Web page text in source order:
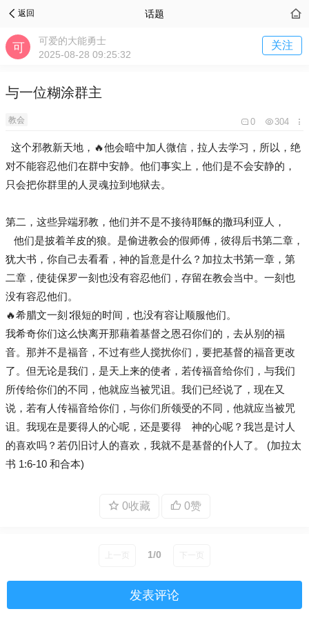
返回 话题
可爱的大能勇士
2025-08-28 09:25:32
关注
与一位糊涂群主
教会 0 304
这个邪教新天地，🔥他会暗中加人微信，拉人去学习，所以，绝
对不能容忍他们在群中安静。他们事实上，他们是不会安静的，
只会把你群里的人灵魂拉到地狱去。
第二，这些异端邪教，他们并不是不接待耶稣的撒玛利亚人，
他们是披着羊皮的狼。是偷进教会的假师傅，彼得后书第二章，
犹大书，你自己去看看，神的旨意是什么？加拉太书第一章，第
二章，使徒保罗一刻也没有容忍他们，存留在教会当中。一刻也
没有容忍他们。
🔥希腊文一刻∶很短的时间，也没有容让顺服他们。
我希奇你们这么快离开那藉着基督之恩召你们的，去从别的福
音。那并不是福音，不过有些人搅扰你们，要把基督的福音更改
了。但无论是我们，是天上来的使者，若传福音给你们，与我们
所传给你们的不同，他就应当被咒诅。我们已经说了，现在又
说，若有人传福音给你们，与你们所领受的不同，他就应当被咒
诅。我现在是要得人的心呢，还是要得 神的心呢？我岂是讨人
的喜欢吗？若仍旧讨人的喜欢，我就不是基督的仆人了。 (加拉太
书 1:6-10 和合本)
0收藏 0赞
1/0
发表评论